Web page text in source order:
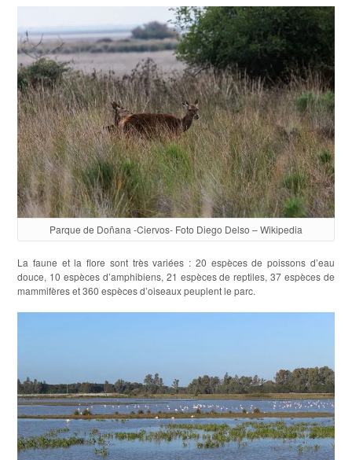
Parque de Doñana -Ciervos- Foto Diego Delso – Wikipedia
La faune et la flore sont très variées : 20 espèces de poissons d’eau
douce, 10 espèces d’amphibiens, 21 espèces de reptiles, 37 espèces de
mammifères et 360 espèces d’oiseaux peuplent le parc.